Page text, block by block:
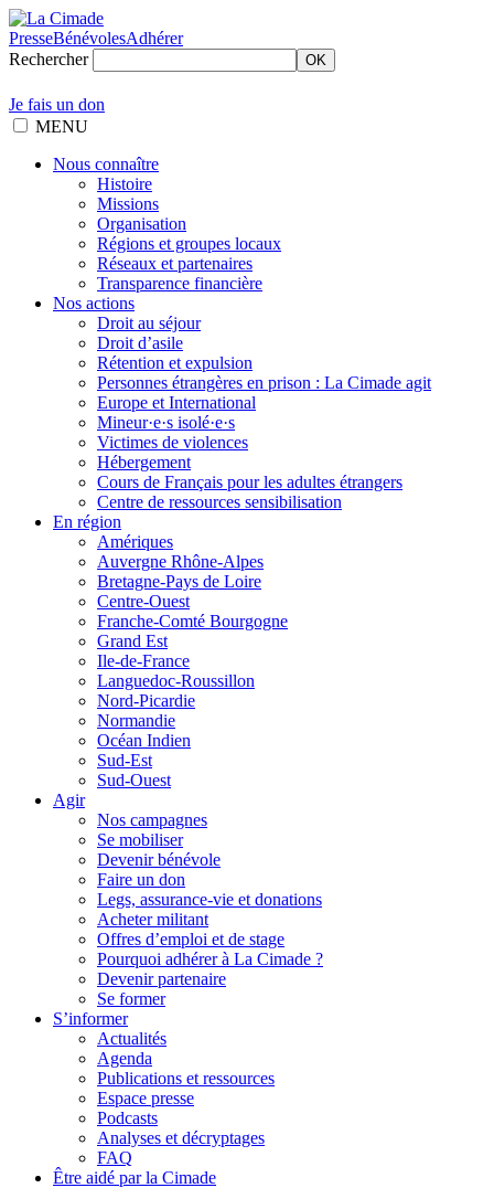
PresseBénévolesAdhérer
Rechercher
OK
Je fais un don
MENU
Nous connaître
Histoire
Missions
Organisation
Régions et groupes locaux
Réseaux et partenaires
Transparence financière
Nos actions
Droit au séjour
Droit d’asile
Rétention et expulsion
Personnes étrangères en prison : La Cimade agit
Europe et International
Mineur·e·s isolé·e·s
Victimes de violences
Hébergement
Cours de Français pour les adultes étrangers
Centre de ressources sensibilisation
En région
Amériques
Auvergne Rhône-Alpes
Bretagne-Pays de Loire
Centre-Ouest
Franche-Comté Bourgogne
Grand Est
Ile-de-France
Languedoc-Roussillon
Nord-Picardie
Normandie
Océan Indien
Sud-Est
Sud-Ouest
Agir
Nos campagnes
Se mobiliser
Devenir bénévole
Faire un don
Legs, assurance-vie et donations
Acheter militant
Offres d’emploi et de stage
Pourquoi adhérer à La Cimade ?
Devenir partenaire
Se former
S’informer
Actualités
Agenda
Publications et ressources
Espace presse
Podcasts
Analyses et décryptages
FAQ
Être aidé par la Cimade